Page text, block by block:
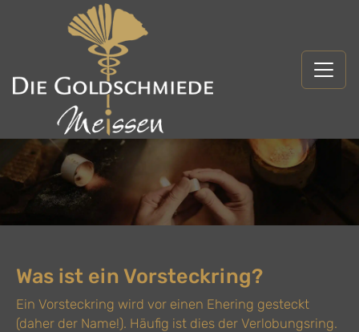
Was ist ein Vorsteckring?
Ein Vorsteckring wird vor einen Ehering gesteckt
(daher der Name!). Häufig ist dies der Verlobungsring.